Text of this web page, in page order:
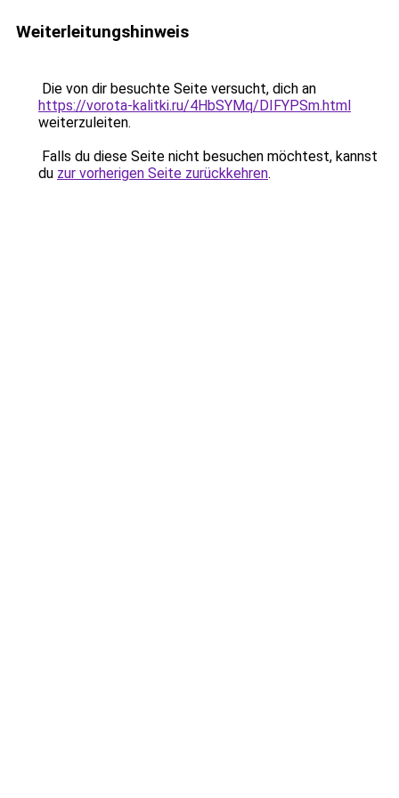
Weiterleitungshinweis
Die von dir besuchte Seite versucht, dich an
https://vorota-kalitki.ru/4HbSYMq/DIFYPSm.html
weiterzuleiten.
Falls du diese Seite nicht besuchen möchtest, kannst
du zur vorherigen Seite zurückkehren.